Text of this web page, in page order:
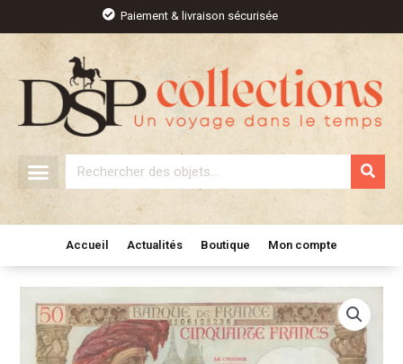
contenu
Paiement & livraison sécurisée
Rechercher
Accueil Actualités Boutique Mon compte